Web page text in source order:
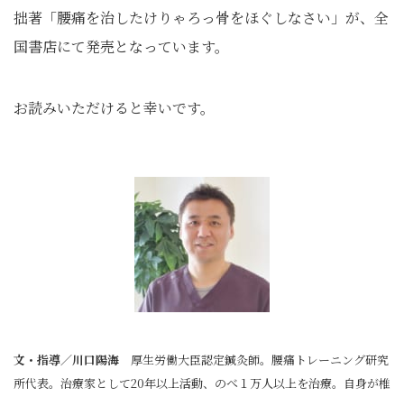
拙著「腰痛を治したけりゃろっ骨をほぐしなさい」が、全
国書店にて発売となっています。
お読みいただけると幸いです。
文・指導／川口陽海 厚生労働大臣認定鍼灸師。腰痛トレーニング研究
所代表。治療家として20年以上活動、のべ１万人以上を治療。自身が椎